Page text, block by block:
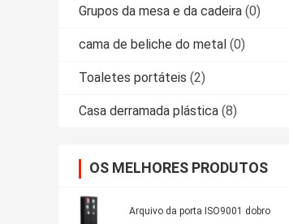
Grupos da mesa e da cadeira (0)
cama de beliche do metal (0)
Toaletes portáteis (2)
Casa derramada plástica (8)
OS MELHORES PRODUTOS
Arquivo da porta ISO9001 dobro